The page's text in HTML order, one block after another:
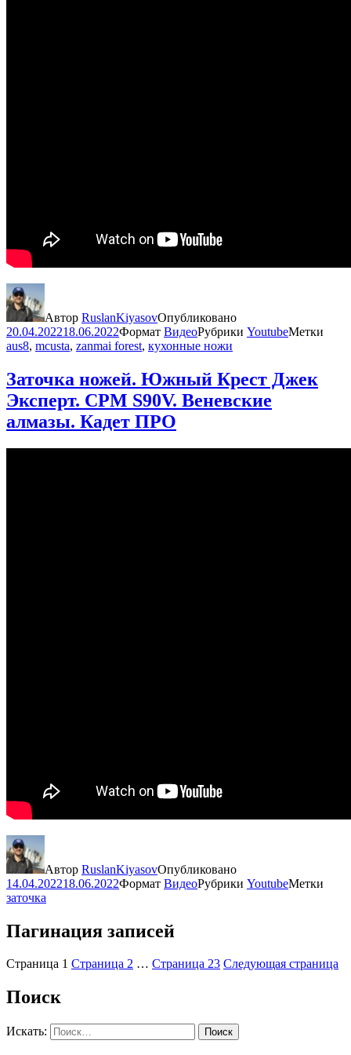
Автор RuslanKiyasovОпубликовано
20.04.202218.06.2022Формат ВидеоРубрики YoutubeМетки
aus8, mcusta, zanmai forest, кухонные ножи
Заточка ножей. Южный Крест Джек
Эксперт. CPM S90V. Веневские
алмазы. Кадет ПРО
Автор RuslanKiyasovОпубликовано
14.04.202218.06.2022Формат ВидеоРубрики YoutubeМетки
заточка
Пагинация записей
Страница 1 Страница 2 … Страница 23 Следующая страница
Поиск
Искать: Поиск